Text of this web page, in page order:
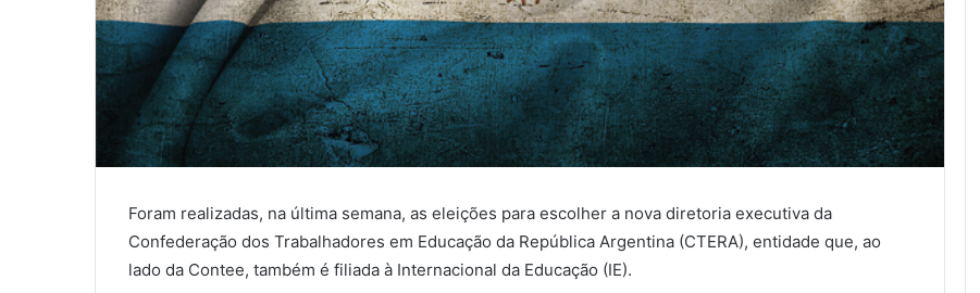
Foram realizadas, na última semana, as eleições para escolher a nova diretoria executiva da
Confederação dos Trabalhadores em Educação da República Argentina (CTERA), entidade que, ao
lado da Contee, também é filiada à Internacional da Educação (IE).